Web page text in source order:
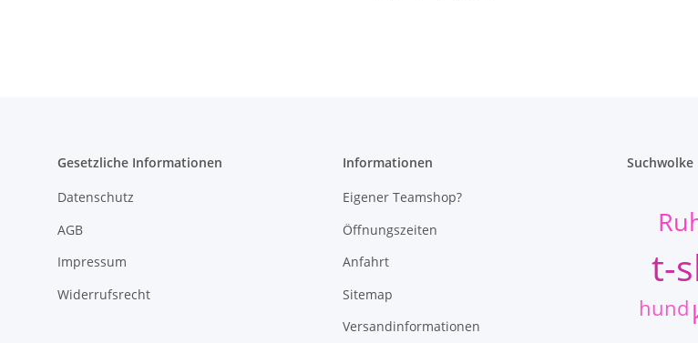
Gesetzliche Informationen
Datenschutz
AGB
Impressum
Widerrufsrecht
Informationen
Eigener Teamshop?
Öffnungszeiten
Anfahrt
Sitemap
Versandinformationen
Suchwolke
t-
hund